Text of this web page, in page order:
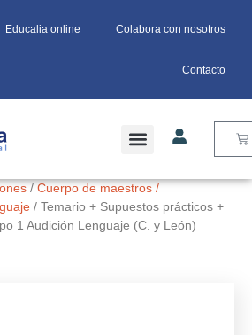
Educalia online Colabora con nosotros
Contacto
/Cuerpo de maestros /
/ Temario + Supuestos prácticos +
1 Audición Lenguaje (C. y León)